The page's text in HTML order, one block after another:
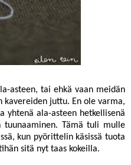
asteen, tai ehkä vaan meidän
kavereiden juttu. En ole varma,
ala-asteen hetkellisenä
Tämä tuli mulle
kun pyörittelin käsissä tuota
sitä nyt taas kokeilla.